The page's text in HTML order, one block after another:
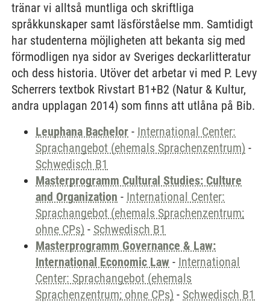
tränar vi alltså muntliga och skriftliga
språkkunskaper samt läsförståelse mm. Samtidigt
har studenterna möjligheten att bekanta sig med
förmodligen nya sidor av Sveriges deckarlitteratur
och dess historia. Utöver det arbetar vi med P. Levy
Scherrers textbok Rivstart B1+B2 (Natur & Kultur,
andra upplagan 2014) som finns att utlåna på Bib.
Leuphana Bachelor - International Center:
Sprachangebot (ehemals Sprachenzentrum) -
Schwedisch B1
Masterprogramm Cultural Studies: Culture
and Organization - International Center:
Sprachangebot (ehemals Sprachenzentrum;
ohne CPs) - Schwedisch B1
Masterprogramm Governance & Law:
International Economic Law - International
Center: Sprachangebot (ehemals
Sprachenzentrum; ohne CPs) - Schwedisch B1